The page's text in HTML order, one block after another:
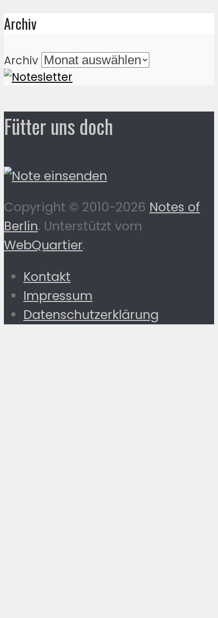
Archiv
Archiv
Fütter uns doch
Copyright © 2010-2026 Notes of
Berlin. Unterstützt vom
WebQuartier.
Kontakt
Impressum
Datenschutzerklärung